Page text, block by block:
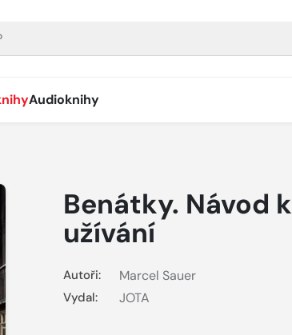
Audioknihy
Benátky. Návod k
užívání
Autoři: Marcel Sauer
Vydal: JOTA